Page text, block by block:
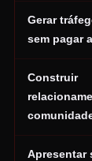
Gerar
sem pagar
Construir
Apresentar